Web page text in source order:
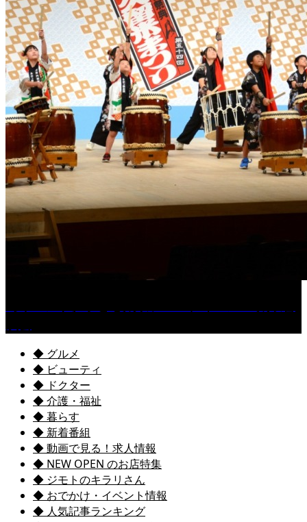
◆ グルメ
◆ ビューティ
◆ ドクター
◆ 介護・福祉
◆ 暮らす
◆ 新着番組
◆ 動画で見る！求人情報
◆ NEW OPEN のお店特集
◆ ジモトのキラリさん
◆ おでかけ・イベント情報
◆ 人気記事ランキング